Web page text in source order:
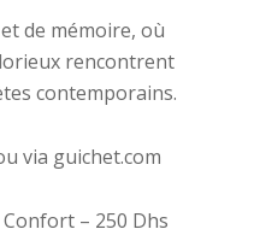
de mémoire, où
rencontrent
contemporains.
via guichet.com
– 250 Dhs